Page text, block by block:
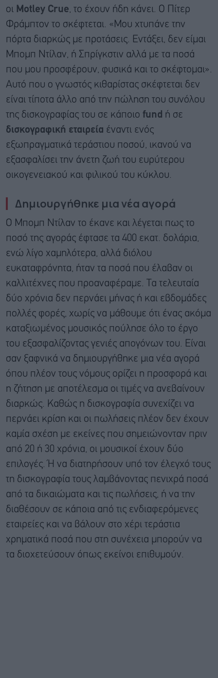
οι Motley Crue, το έχουν ήδη κάνει. Ο Πίτερ
Φράμπτον το σκέφτεται. «Μου χτυπάνε την
πόρτα διαρκώς με προτάσεις. Εντάξει, δεν είμαι
Μπομπ Ντίλαν, ή Σπρίγκστιν αλλά με τα ποσά
που μου προσφέρουν, φυσικά και το σκέφτομαι».
Αυτό που ο γνωστός κιθαρίστας σκέφτεται δεν
είναι τίποτα άλλο από την πώληση του συνόλου
της δισκογραφίας του σε κάποιο fund ή σε
δισκογραφική εταιρεία έναντι ενός
εξωπραγματικά τεράστιου ποσού, ικανού να
εξασφαλίσει την άνετη ζωή του ευρύτερου
οικογενειακού και φιλικού του κύκλου.
Δημιουργήθηκε μια νέα αγορά
Ο Μπομπ Ντίλαν το έκανε και λέγεται πως το
ποσό της αγοράς έφτασε τα 400 εκατ. δολάρια,
ενώ λίγο χαμηλότερα, αλλά διόλου
ευκαταφρόνητα, ήταν τα ποσά που έλαβαν οι
καλλιτέχνες που προαναφέραμε. Τα τελευταία
δύο χρόνια δεν περνάει μήνας ή και εβδομάδες
πολλές φορές, χωρίς να μάθουμε ότι ένας ακόμα
καταξιωμένος μουσικός πούλησε όλο το έργο
του εξασφαλίζοντας γενιές απογόνων του. Είναι
σαν ξαφνικά να δημιουργήθηκε μια νέα αγορά
όπου πλέον τους νόμους ορίζει η προσφορά και
η ζήτηση με αποτέλεσμα οι τιμές να ανεβαίνουν
διαρκώς. Καθώς η δισκογραφία συνεχίζει να
περνάει κρίση και οι πωλήσεις πλέον δεν έχουν
καμία σχέση με εκείνες που σημειώνονταν πριν
από 20 ή 30 χρόνια, οι μουσικοί έχουν δύο
επιλογές. Ή να διατηρήσουν υπό τον έλεγχό τους
τη δισκογραφία τους λαμβάνοντας πενιχρά ποσά
από τα δικαιώματα και τις πωλήσεις, ή να την
διαθέσουν σε κάποια από τις ενδιαφερόμενες
εταιρείες και να βάλουν στο χέρι τεράστια
χρηματικά ποσά που στη συνέχεια μπορούν να
τα διοχετεύσουν όπως εκείνοι επιθυμούν.